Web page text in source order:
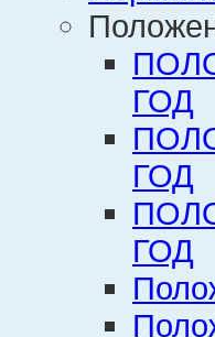
ГОД
ГОД
ГОД